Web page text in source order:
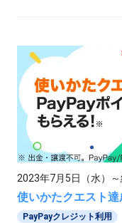
2023年7月5日（水）～
使いかたクエスト
PayPayクレジット利用